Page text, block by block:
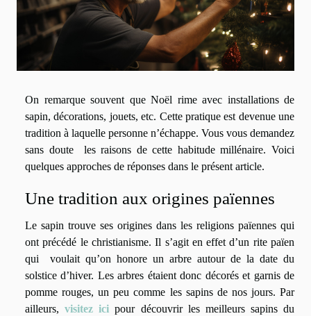
On remarque souvent que Noël rime avec installations de
sapin, décorations, jouets, etc. Cette pratique est devenue une
tradition à laquelle personne n’échappe. Vous vous demandez
sans doute les raisons de cette habitude millénaire. Voici
quelques approches de réponses dans le présent article.
Une tradition aux origines païennes
Le sapin trouve ses origines dans les religions païennes qui
ont précédé le christianisme. Il s’agit en effet d’un rite païen
qui voulait qu’on honore un arbre autour de la date du
solstice d’hiver. Les arbres étaient donc décorés et garnis de
pomme rouges, un peu comme les sapins de nos jours. Par
ailleurs,visitez ici pour découvrir les meilleurs sapins du